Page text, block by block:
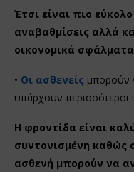
Έτσι είναι πιο
αναβαθμίσεις αλλά
οικονομικά
• Οι ασθενείς μπορούν
υπάρχουν περισσότεροι
Η φροντίδα είναι
συντονισμένη καθώς
ασθενή μπορούν να